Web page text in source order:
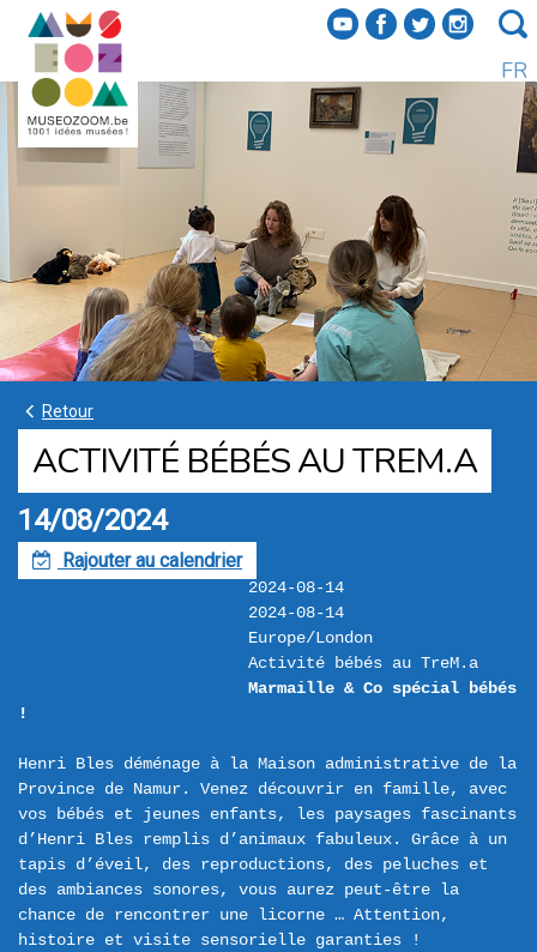
f a b e
FR
k Retour
ACTIVITÉ BÉBÉS AU TREM.A
14/08/2024
F Rajouter au calendrier
2024-08-14
2024-08-14
Europe/London
Activité bébés au TreM.a
Marmaille & Co spécial bébés
!
Henri Bles déménage à la Maison administrative de la
Province de Namur. Venez découvrir en famille, avec
vos bébés et jeunes enfants, les paysages fascinants
d’Henri Bles remplis d’animaux fabuleux. Grâce à un
tapis d’éveil, des reproductions, des peluches et
des ambiances sonores, vous aurez peut-être la
chance de rencontrer une licorne … Attention,